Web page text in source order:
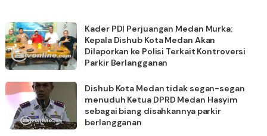
Kader PDI Perjuangan Medan Murka:
Kepala Dishub Kota Medan Akan
Dilaporkan ke Polisi Terkait Kontroversi
Parkir Berlangganan
Dishub Kota Medan tidak segan-segan
menuduh Ketua DPRD Medan Hasyim
sebagai biang disahkannya parkir
berlangganan